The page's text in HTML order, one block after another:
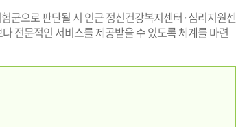
군으로 판단될 시 인근 정신건강복지센터·심리지원센
전문적인 서비스를 제공받을 수 있도록 체계를 마련